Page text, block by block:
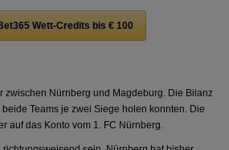
Wett-Credits bis € 100
zwischen Nürnberg und Magdeburg. Die Bilanz
Teams je zwei Siege holen konnten. Die
auf das Konto vom 1. FC Nürnberg.